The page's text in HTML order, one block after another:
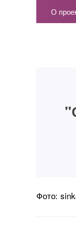
О
Фото: